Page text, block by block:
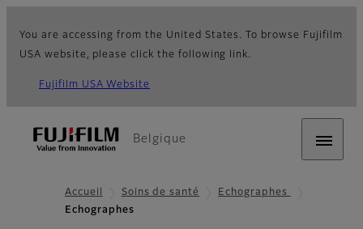
You are accessing from the United States. To browse Fujifilm
USA website, please click the following link.
Fujifilm USA Website
Belgique
Accueil Soins de santé
Echographes
Echographes